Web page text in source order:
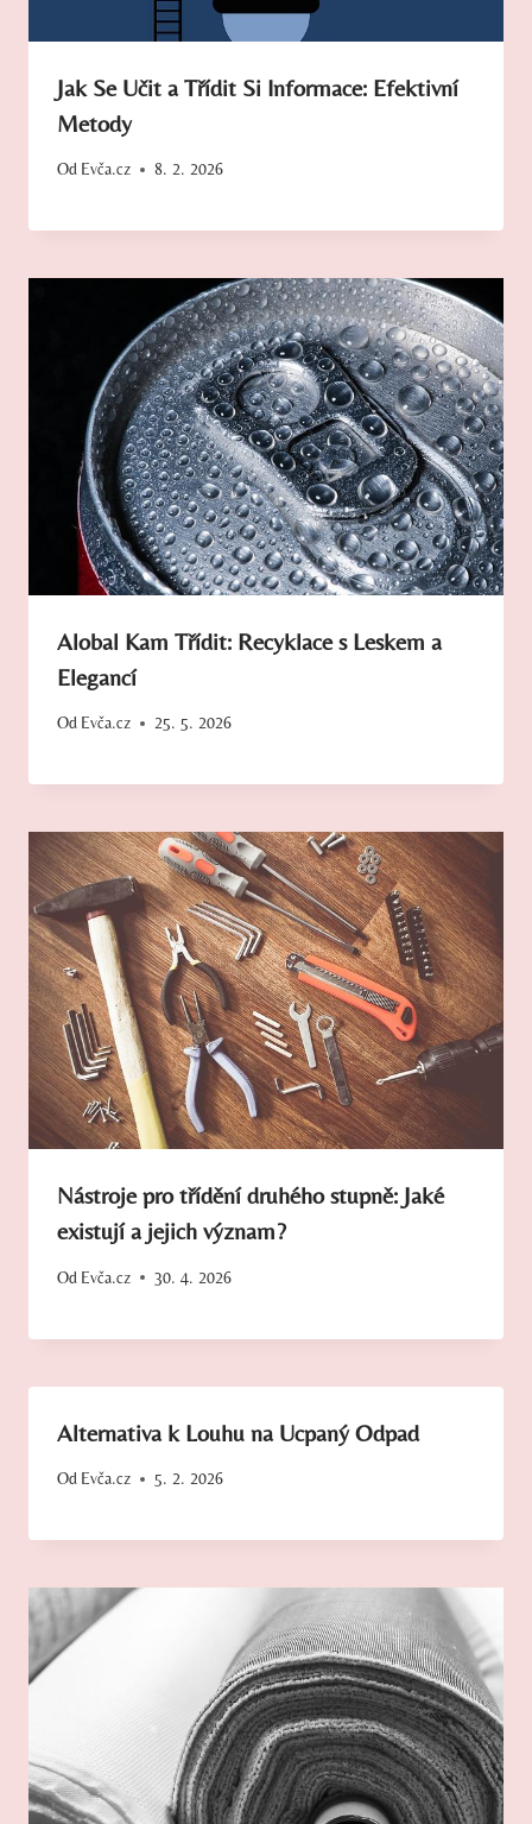
Jak Se Učit a Třídit Si Informace: Efektivní
Metody
Od Evča.cz 8. 2. 2026
Alobal Kam Třídit: Recyklace s Leskem a
Elegancí
Od Evča.cz 25. 5. 2026
Nástroje pro třídění druhého stupně: Jaké
existují a jejich význam?
Od Evča.cz 30. 4. 2026
Alternativa k Louhu na Ucpaný Odpad
Od Evča.cz 5. 2. 2026